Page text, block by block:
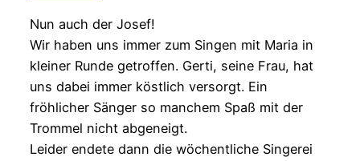
Nun auch der Josef!
Wir haben uns immer zum Singen mit Maria in
kleiner Runde getroffen. Gerti, seine Frau, hat
uns dabei immer köstlich versorgt. Ein
fröhlicher Sänger so manchem Spaß mit der
Trommel nicht abgeneigt.
Leider endete dann die wöchentliche Singerei